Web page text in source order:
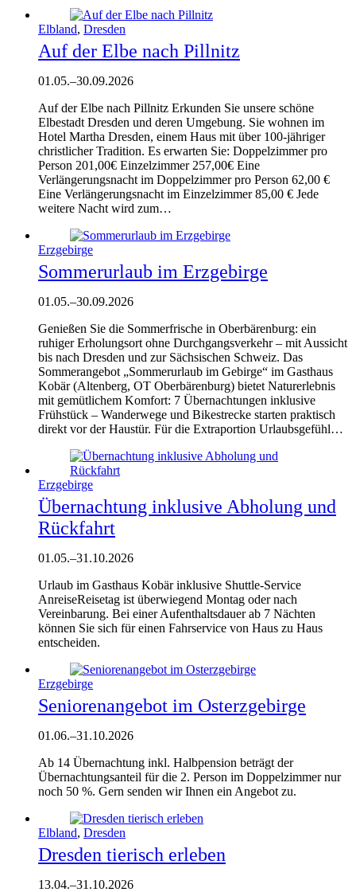
Elbland, Dresden
Auf der Elbe nach Pillnitz
01.05.–30.09.2026
Auf der Elbe nach Pillnitz Erkunden Sie unsere schöne
Elbestadt Dresden und deren Umgebung. Sie wohnen im
Hotel Martha Dresden, einem Haus mit über 100-jähriger
christlicher Tradition. Es erwarten Sie: Doppelzimmer pro
Person 201,00€ Einzelzimmer 257,00€ Eine
Verlängerungsnacht im Doppelzimmer pro Person 62,00 €
Eine Verlängerungsnacht im Einzelzimmer 85,00 € Jede
weitere Nacht wird zum…
Erzgebirge
Sommerurlaub im Erzgebirge
01.05.–30.09.2026
Genießen Sie die Sommerfrische in Oberbärenburg: ein
ruhiger Erholungsort ohne Durchgangsverkehr – mit Aussicht
bis nach Dresden und zur Sächsischen Schweiz. Das
Sommerangebot „Sommerurlaub im Gebirge“ im Gasthaus
Kobär (Altenberg, OT Oberbärenburg) bietet Naturerlebnis
mit gemütlichem Komfort: 7 Übernachtungen inklusive
Frühstück – Wanderwege und Bikestrecke starten praktisch
direkt vor der Haustür. Für die Extraportion Urlaubsgefühl…
Erzgebirge
Übernachtung inklusive Abholung und
Rückfahrt
01.05.–31.10.2026
Urlaub im Gasthaus Kobär inklusive Shuttle-Service
AnreiseReisetag ist überwiegend Montag oder nach
Vereinbarung. Bei einer Aufenthaltsdauer ab 7 Nächten
können Sie sich für einen Fahrservice von Haus zu Haus
entscheiden.
Erzgebirge
Seniorenangebot im Osterzgebirge
01.06.–31.10.2026
Ab 14 Übernachtung inkl. Halbpension beträgt der
Übernachtungsanteil für die 2. Person im Doppelzimmer nur
noch 50 %. Gern senden wir Ihnen ein Angebot zu.
Elbland, Dresden
Dresden tierisch erleben
13.04.–31.10.2026